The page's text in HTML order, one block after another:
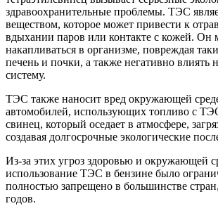
здравоохранительные проблемы. ТЭС
веществом, которое может привести к
вдыхании паров или контакте с кожей. Он
накапливаться в организме, повреждая
печень и почки, а также негативно влиять
систему.
ТЭС также наносит вред окружающей
автомобилей, использующих топливо с
свинец, который оседает в атмосфере,
создавая долгосрочные экологические
Из-за этих угроз здоровью и окружающей
использование ТЭС в бензине было
полностью запрещено в большинстве
годов.